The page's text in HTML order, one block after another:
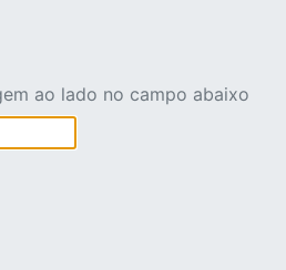
ao lado no campo abaixo